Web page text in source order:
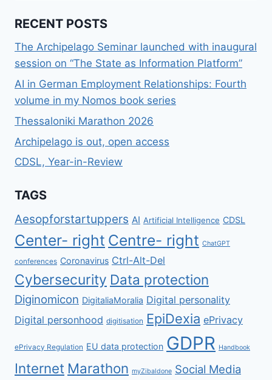
RECENT POSTS
The Archipelago Seminar launched with inaugural
session on “The State as Information Platform”
AI in German Employment Relationships: Fourth
volume in my Nomos book series
Thessaloniki Marathon 2026
Archipelago is out, open access
CDSL, Year-in-Review
TAGS
Aesopforstartuppers AI Artificial Intelligence CDSL
Center- right Centre- right ChatGPT
conferences Coronavirus Ctrl-Alt-Del
Cybersecurity Data protection
Diginomicon DigitaliaMoralia Digital personality
Digital personhood digitisation EpiDexia ePrivacy
ePrivacy Regulation EU data protection GDPR Handbook
Internet Marathon myZibaldone Social Media